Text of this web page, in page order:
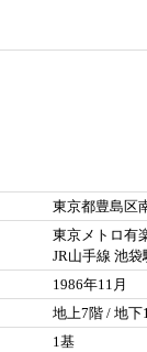
東京都豊島区
東京メトロ有
JR山手線 池袋
1986年11月
地上7階 / 地下
1基